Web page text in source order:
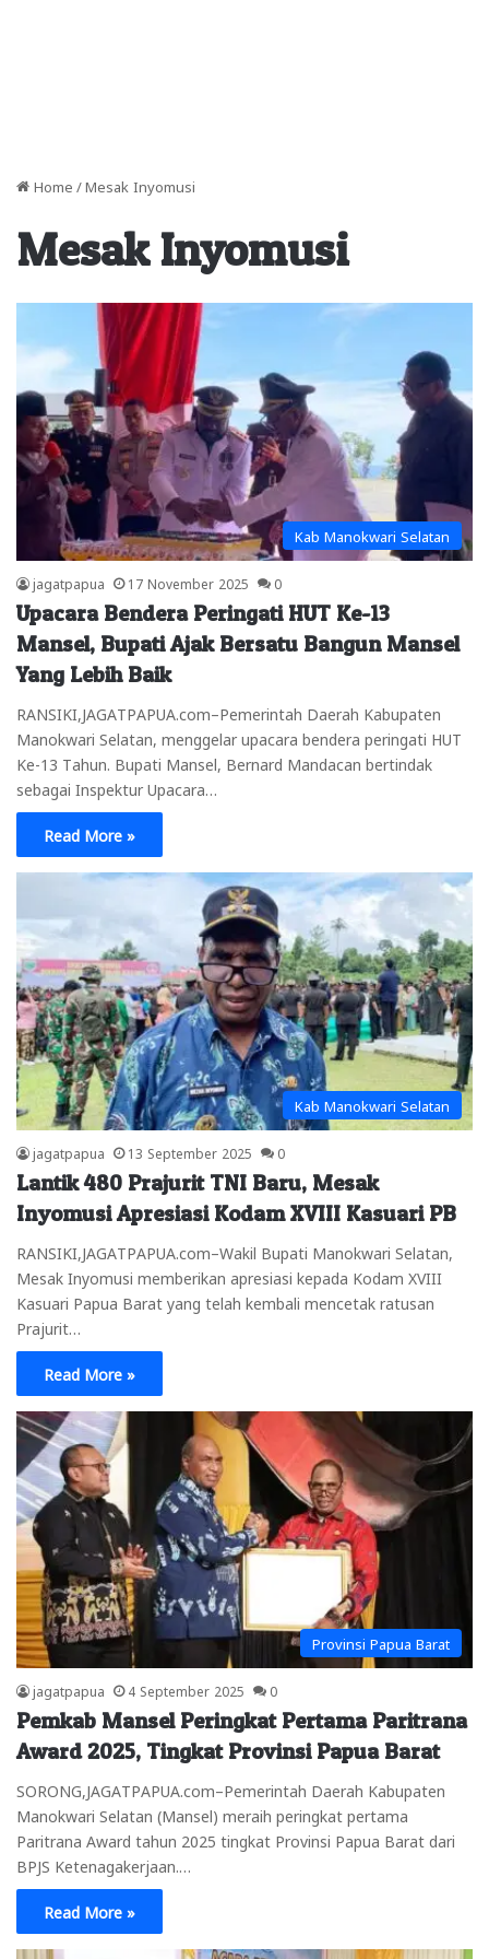
Home / Mesak Inyomusi
Mesak Inyomusi
Kab Manokwari Selatan
jagatpapua 17 November 2025 0
Upacara Bendera Peringati HUT Ke-13
Mansel, Bupati Ajak Bersatu Bangun Mansel
Yang Lebih Baik
RANSIKI,JAGATPAPUA.com–Pemerintah Daerah Kabupaten
Manokwari Selatan, menggelar upacara bendera peringati HUT
Ke-13 Tahun. Bupati Mansel, Bernard Mandacan bertindak
sebagai Inspektur Upacara…
Read More »
Kab Manokwari Selatan
jagatpapua 13 September 2025 0
Lantik 480 Prajurit TNI Baru, Mesak
Inyomusi Apresiasi Kodam XVIII Kasuari PB
RANSIKI,JAGATPAPUA.com–Wakil Bupati Manokwari Selatan,
Mesak Inyomusi memberikan apresiasi kepada Kodam XVIII
Kasuari Papua Barat yang telah kembali mencetak ratusan
Prajurit…
Read More »
Provinsi Papua Barat
jagatpapua 4 September 2025 0
Pemkab Mansel Peringkat Pertama Paritrana
Award 2025, Tingkat Provinsi Papua Barat
SORONG,JAGATPAPUA.com–Pemerintah Daerah Kabupaten
Manokwari Selatan (Mansel) meraih peringkat pertama
Paritrana Award tahun 2025 tingkat Provinsi Papua Barat dari
BPJS Ketenagakerjaan.…
Read More »